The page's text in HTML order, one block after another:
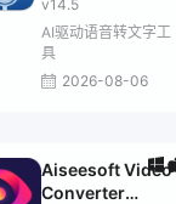
v14.5
AI驱动语音转文字工
具
2026-08-06
Aiseesoft Video
Converter